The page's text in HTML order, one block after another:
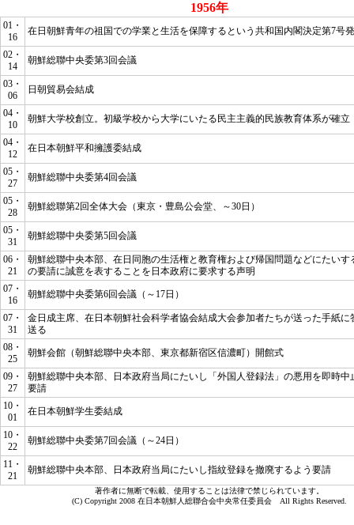
1956年
01・
16
在日朝鮮青年の祖国での学業と生活を保障するという共和国内閣決定第7号
02・
14
朝鮮総聯中央委第3回会議
03・
06
日朝貿易会結成
04・
10
朝鮮大学校創立。初級学校から大学にいたる民主主義的民族教育体系が確立
04・
12
在日本朝鮮平和擁護委結成
05・
27
朝鮮総聯中央委第4回会議
05・
28
朝鮮総聯第2回全体大会（東京・豊島公会堂、～30日）
05・
31
朝鮮総聯中央委第5回会議
06・
21
朝鮮総聯中央本部、在日同胞の生活権と教育権および帰国問題などにたいす
の要請に誠意を表することを日本政府に要求する声明
07・
16
朝鮮総聯中央委第6回会議（～17日）
07・
31
金日成主席、在日本朝鮮社会科学者協会結成大会参加者たちが送った手紙に
送る
08・
25
朝鮮会館（朝鮮総聯中央本部、東京都新宿区信濃町）開館式
09・
27
朝鮮総聯中央本部、日本政府当局にたいし「外国人登録法」の悪用を即時中
要請
10・
01
在日本朝鮮学生委結成
10・
22
朝鮮総聯中央委第7回会議（～24日）
11・
21
朝鮮総聯中央本部、日本政府当局にたいし指紋登録を撤廃するよう要請
著作者に無断で転載、使用することは法律で禁じられています。
(C) Copyright 2008 在日本朝鮮人総聯合会中央常任委員会 All Rights Reserved.